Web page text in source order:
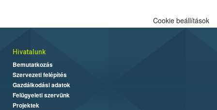
Cookie beállítások
Hivatalunk
Bemutatkozás
Szervezeti felépítés
Gazdálkodási adatok
Felügyeleti szervünk
Projektek